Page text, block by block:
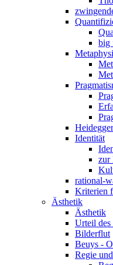
big
Identität
zur
rational-
Kriterien
Ästhetik
Ästhetik
Urteil des
Bilderflut
Beuys -
Regie